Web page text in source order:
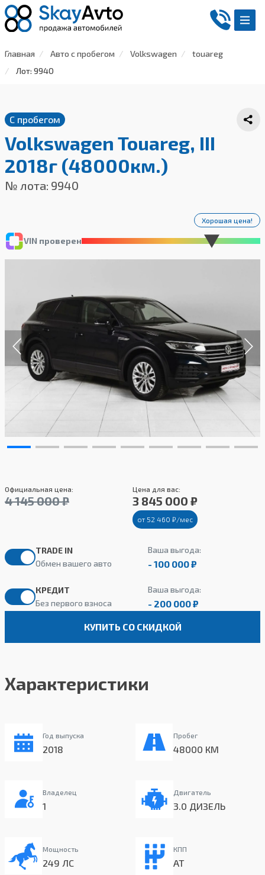
Главная Авто с пробегом Volkswagen
touareg
Лот: 9940
С пробегом
Volkswagen Touareg, III
2018г (48000км.)
№ лота: 9940
VIN проверен
Хорошая цена!
Официальная цена:
4 145 000 ₽
Цена для вас:
3 845 000 ₽
от 52 460 ₽/мес
TRADE IN
Обмен вашего авто
Ваша выгода:
- 100 000 ₽
КРЕДИТ
Без первого взноса
Ваша выгода:
- 200 000 ₽
КУПИТЬ СО СКИДКОЙ
Характеристики
Год выпуска
2018
Пробег
48000 КМ
Владелец
1
Двигатель
3.0 ДИЗЕЛЬ
Мощность
249 ЛС
КПП
AT